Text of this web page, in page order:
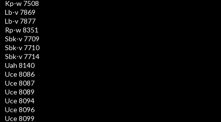
Kp-w 7508
Lb-v 7869
Lb-v 7877
Rp-w 8351
Sbk-v 7709
Sbk-v 7710
Sbk-v 7714
Uah 8140
Uce 8086
Uce 8087
Uce 8089
Uce 8094
Uce 8096
Uce 8099